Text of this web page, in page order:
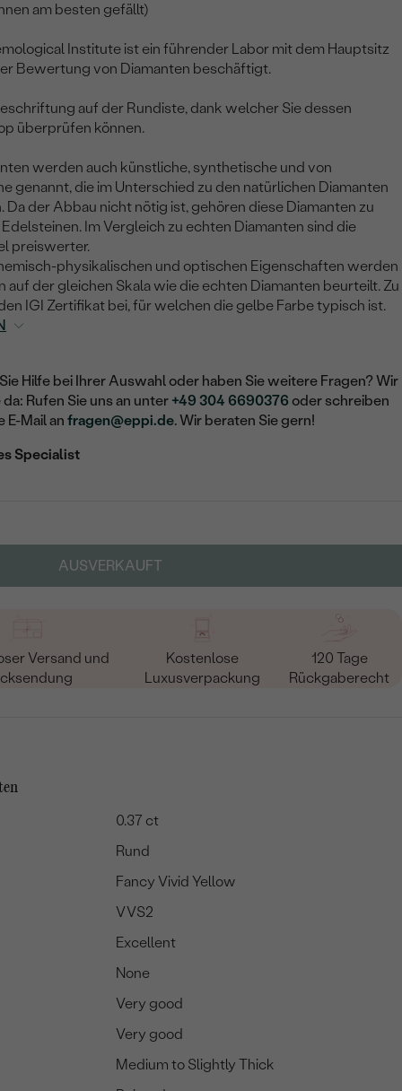
am besten gefällt)
Institute ist ein führender Labor mit dem Hauptsitz
Bewertung von Diamanten beschäftigt.
auf der Rundiste, dank welcher Sie dessen
überprüfen können.
werden auch künstliche, synthetische und von
genannt, die im Unterschied zu den natürlichen Diamanten
der Abbau nicht nötig ist, gehören diese Diamanten zu
Im Vergleich zu echten Diamanten sind die
preiswerter.
physikalischen und optischen Eigenschaften werden
auf der gleichen Skala wie die echten Diamanten beurteilt. Zu
IGI Zertifikat bei, für welchen die gelbe Farbe typisch ist.
Hilfe bei Ihrer Auswahl oder haben Sie weitere Fragen? Wir
Rufen Sie uns an unter +49 304 6690376 oder schreiben
E-Mail anfragen@eppi.de. Wir beraten Sie gern!
Specialist
AUSVERKAUFT
Versand und
Kostenlose
Luxusverpackung
120 Tage
Rückgaberecht
0.37 ct
Rund
Fancy Vivid Yellow
VVS2
Excellent
None
Very good
Very good
Medium to Slightly Thick